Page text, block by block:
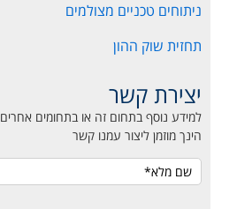
ניתוחים טכניים מצולמים
תחזית שוק ההון
יצירת קשר
למידע נוסף בתחום זה או בתחומים אחרים
הינך מוזמן ליצור עמנו קשר